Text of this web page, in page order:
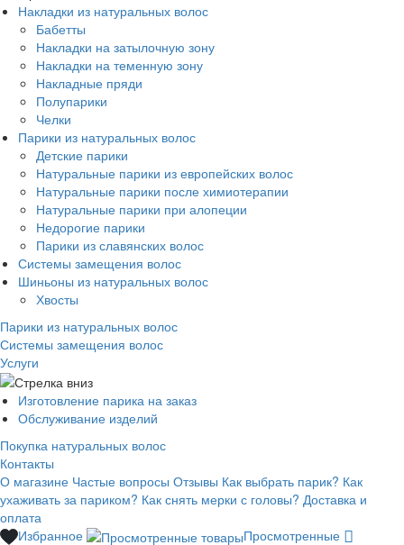
Накладки из натуральных волос
Бабетты
Накладки на затылочную зону
Накладки на теменную зону
Накладные пряди
Полупарики
Челки
Парики из натуральных волос
Детские парики
Натуральные парики из европейских волос
Натуральные парики после химиотерапии
Натуральные парики при алопеции
Недорогие парики
Парики из славянских волос
Системы замещения волос
Шиньоны из натуральных волос
Хвосты
Парики из натуральных волос
Системы замещения волос
Услуги
Изготовление парика на заказ
Обслуживание изделий
Покупка натуральных волос
Контакты
О магазине Частые вопросы Отзывы Как выбрать парик? Как
ухаживать за париком? Как снять мерки с головы? Доставка и
оплата
Избранное
Просмотренные